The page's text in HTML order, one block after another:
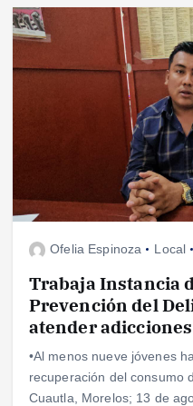
Ofelia Espinoza Local
Trabaja Instancia
Prevención del
atender
•Al menos nueve jóvenes
recuperación del consumo
Cuautla, Morelos; 13 de